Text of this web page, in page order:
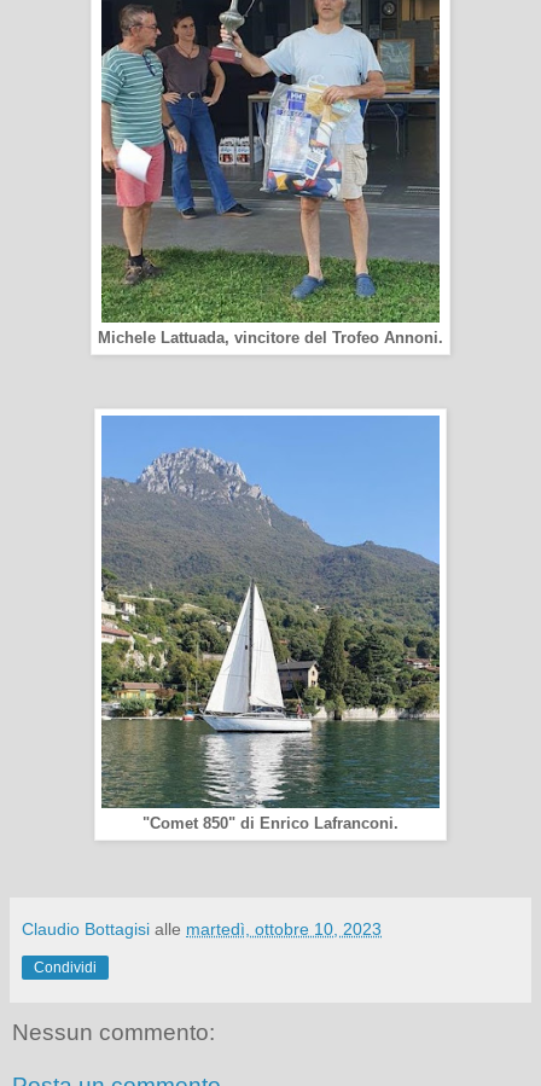
Michele Lattuada, vincitore del Trofeo Annoni.
"Comet 850" di Enrico Lafranconi.
Claudio Bottagisi alle martedì, ottobre 10, 2023
Condividi
Nessun commento: